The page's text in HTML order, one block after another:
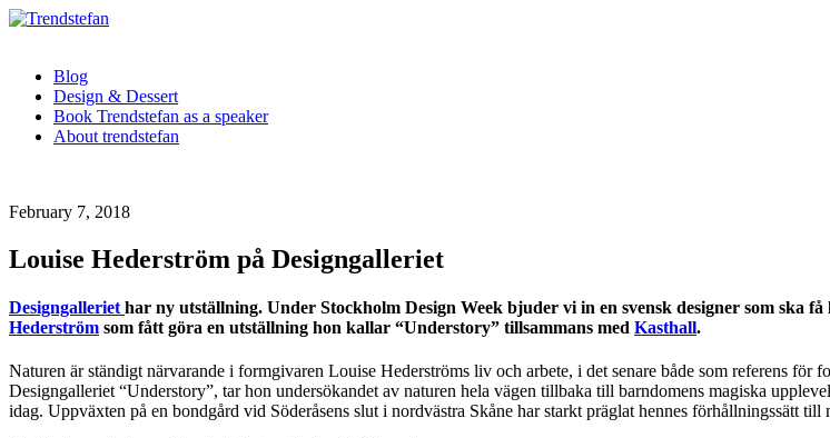
Blog
Design & Dessert
Book Trendstefan as a speaker
About trendstefan
February 7, 2018
Louise Hederström på Designgalleriet
Designgalleriet har ny utställning. Under Stockholm Design Week bjuder vi in en svensk designer som ska
Hederström som fått göra en utställning hon kallar “Understory” tillsammans med Kasthall.
Naturen är ständigt närvarande i formgivaren Louise Hederströms liv och arbete, i det senare både som referens
Designgalleriet “Understory”, tar hon undersökandet av naturen hela vägen tillbaka till barndomens magiska
idag. Uppväxten på en bondgård vid Söderåsens slut i nordvästra Skåne har starkt präglat hennes förhållningssätt till